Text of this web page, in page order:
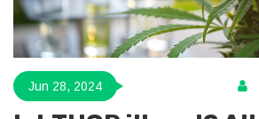
Jun 28, 2024